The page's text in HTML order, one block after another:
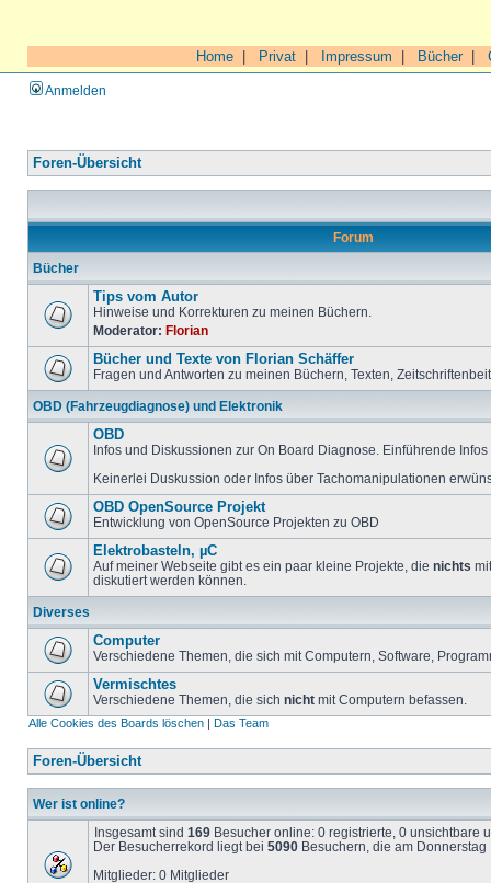
Home Privat Impressum Bücher|
Anmelden
Foren-Übersicht
Forum
Bücher
Tips vom Autor
Hinweise und Korrekturen zu meinen Büchern.
Moderator: Florian
Bücher und Texte von Florian Schäffer
Fragen und Antworten zu meinen Büchern, Texten,
OBD (Fahrzeugdiagnose) und Elektronik
OBD
Infos und Diskussionen zur On Board Diagnose. Einführende
Keinerlei Duskussion oder Infos über Tachomanipulationen
OBD OpenSource Projekt
Entwicklung von OpenSource Projekten zu OBD
Elektrobasteln, µC
Auf meiner Webseite gibt es ein paar kleine Projekte, die nichts
diskutiert werden können.
Diverses
Computer
Verschiedene Themen, die sich mit Computern, Software,
Vermischtes
Verschiedene Themen, die sich nicht mit Computern befassen.
Alle Cookies des Boards löschen | Das Team
Foren-Übersicht
Wer ist online?
Insgesamt sind 169 Besucher online: 0 registrierte, 0 unsichtbare
Der Besucherrekord liegt bei 5090 Besuchern, die am
Mitglieder: 0 Mitglieder